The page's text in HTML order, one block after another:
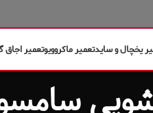
یخچال و سایدتعمیر ماکروویوتعمیر اجاق